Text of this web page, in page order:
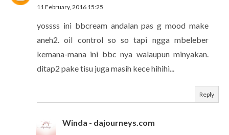
11 February, 2016 15:25
yossss ini bbcream andalan pas g mood make
aneh2. oil control so so tapi ngga mbeleber
kemana-mana ini bbc nya walaupun minyakan.
ditap2 pake tisu juga masih kece hihihi...
Reply
Winda - dajourneys.com